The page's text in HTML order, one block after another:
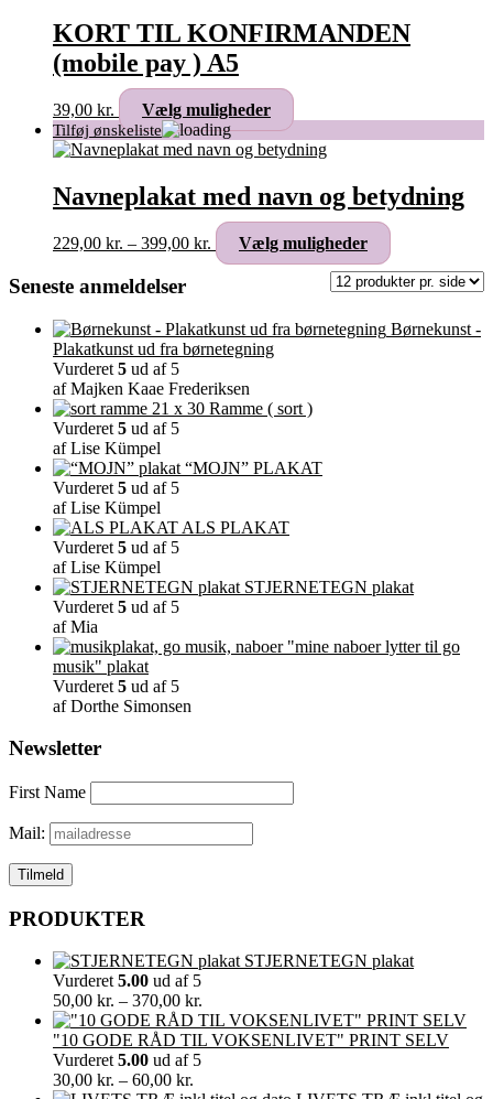
varianter.
Mulighederne
varesiden
KORT TIL KONFIRMANDEN
(mobile pay ) A5
39,00 kr. Vælg muligheder
har
varianter.
Mulighederne
kan
vælges
på
varesiden
Navneplakat med navn og betydning
229,00 kr. – 399,00 kr. Prisinterval:
229,00 kr.
Vælg muligheder
vare
har
varianter.
Mulighederne
Seneste anmeldelser
Børnekunst -
Plakatkunst ud fra børnetegning
Vurderet 5 ud af 5
af Majken Kaae Frederiksen
Ramme ( sort )
Vurderet 5 ud af 5
af Lise Kümpel
“MOJN” PLAKAT
Vurderet 5 ud af 5
af Lise Kümpel
ALS PLAKAT
Vurderet 5 ud af 5
af Lise Kümpel
STJERNETEGN plakat
Vurderet 5 ud af 5
af Mia
"mine naboer lytter til go
musik" plakat
Vurderet 5 ud af 5
af Dorthe Simonsen
Newsletter
First Name
Mail:
PRODUKTER
STJERNETEGN plakat
Vurderet5.00 ud af 5
50,00 kr. – 370,00 kr.
50,00 kr.
til
"10 GODE RÅD TIL VOKSENLIVET" PRINT SELV
Vurderet5.00 ud af 5
30,00 kr. – 60,00 kr.